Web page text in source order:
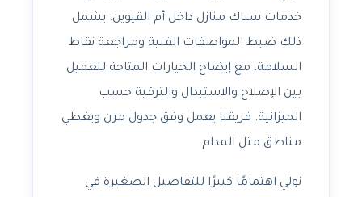
خدمات سباك منازل داخل أم القيوين. يشمل
ذلك ضبط المواصفات الفنية ومراجعة نقاط
السلامة، مع إيضاح الخيارات المتاحة للعميل
بين الإصلاح والاستبدال والترقية حسب
الميزانية. فريقنا يعمل وفق جدول مرن ويغطي
مناطق مثل المدام.
نولي اهتمامًا كبيرًا للتفاصيل الصغيرة في